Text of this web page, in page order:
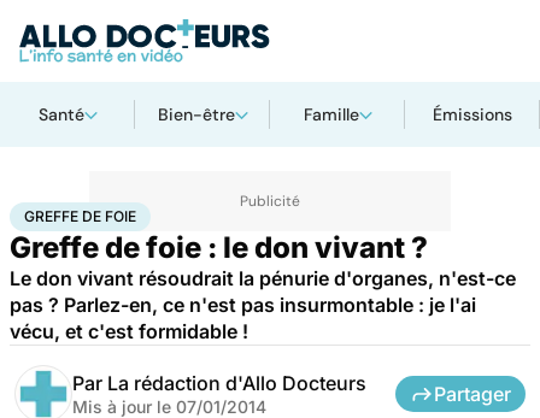
Santé Bien-être Famille Émissions
AccueilSantéGreffe de foie
GREFFE DE FOIE
Greffe de foie : le don vivant ?
Le don vivant résoudrait la pénurie d'organes, n'est-ce
pas ? Parlez-en, ce n'est pas insurmontable : je l'ai
vécu, et c'est formidable !
Par La rédaction d'Allo Docteurs
Mis à jour le 07/01/2014
Partager